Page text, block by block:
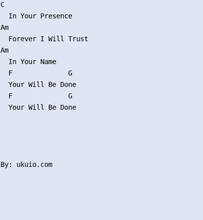
C
  In Your Presence
Am
  Forever I Will Trust
Am
  In Your Name
  F              G
  Your Will Be Done
  F              G
  Your Will Be Done